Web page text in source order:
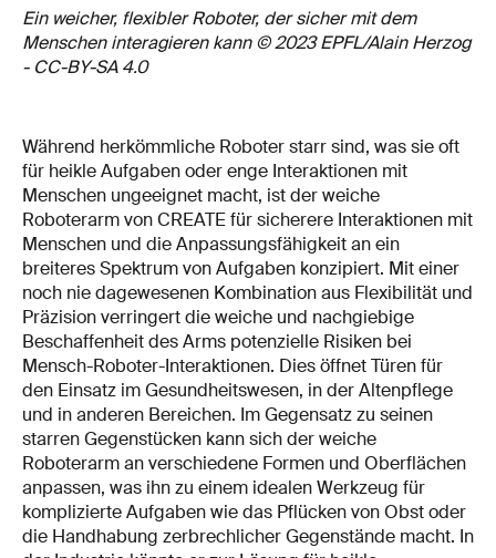
Ein weicher, flexibler Roboter, der sicher mit dem
Menschen interagieren kann © 2023 EPFL/Alain Herzog
- CC-BY-SA 4.0
Während herkömmliche Roboter starr sind, was sie oft
für heikle Aufgaben oder enge Interaktionen mit
Menschen ungeeignet macht, ist der weiche
Roboterarm von CREATE für sicherere Interaktionen mit
Menschen und die Anpassungsfähigkeit an ein
breiteres Spektrum von Aufgaben konzipiert. Mit einer
noch nie dagewesenen Kombination aus Flexibilität und
Präzision verringert die weiche und nachgiebige
Beschaffenheit des Arms potenzielle Risiken bei
Mensch-Roboter-Interaktionen. Dies öffnet Türen für
den Einsatz im Gesundheitswesen, in der Altenpflege
und in anderen Bereichen. Im Gegensatz zu seinen
starren Gegenstücken kann sich der weiche
Roboterarm an verschiedene Formen und Oberflächen
anpassen, was ihn zu einem idealen Werkzeug für
komplizierte Aufgaben wie das Pflücken von Obst oder
die Handhabung zerbrechlicher Gegenstände macht. In